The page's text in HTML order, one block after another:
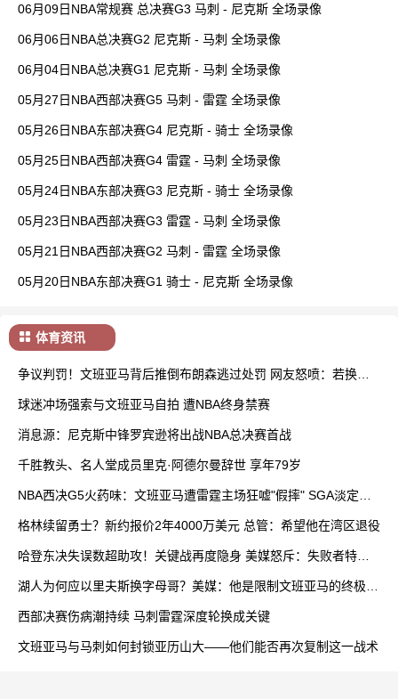
06月09日NBA常规赛 总决赛G3 马刺 - 尼克斯 全场录像
06月06日NBA总决赛G2 尼克斯 - 马刺 全场录像
06月04日NBA总决赛G1 尼克斯 - 马刺 全场录像
05月27日NBA西部决赛G5 马刺 - 雷霆 全场录像
05月26日NBA东部决赛G4 尼克斯 - 骑士 全场录像
05月25日NBA西部决赛G4 雷霆 - 马刺 全场录像
05月24日NBA东部决赛G3 尼克斯 - 骑士 全场录像
05月23日NBA西部决赛G3 雷霆 - 马刺 全场录像
05月21日NBA西部决赛G2 马刺 - 雷霆 全场录像
05月20日NBA东部决赛G1 骑士 - 尼克斯 全场录像
体育资讯
争议判罚！文班亚马背后推倒布朗森逃过处罚 网友怒喷：若换追
球迷冲场强索与文班亚马自拍 遭NBA终身禁赛
消息源：尼克斯中锋罗宾逊将出战NBA总决赛首战
千胜教头、名人堂成员里克·阿德尔曼辞世 享年79岁
NBA西决G5火药味：文班亚马遭雷霆主场狂嘘"假摔" SGA淡定回
格林续留勇士？新约报价2年4000万美元 总管：希望他在湾区退役
哈登东决失误数超助攻！关键战再度隐身 美媒怒斥：失败者特质
湖人为何应以里夫斯换字母哥？美媒：他是限制文班亚马的终极答
西部决赛伤病潮持续 马刺雷霆深度轮换成关键
文班亚马与马刺如何封锁亚历山大——他们能否再次复制这一战术